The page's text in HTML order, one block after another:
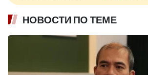
НОВОСТИ ПО ТЕМЕ